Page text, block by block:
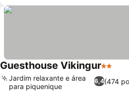
Guesthouse Vikingur2
6,4(474
Jardim relaxante e área
para piquenique